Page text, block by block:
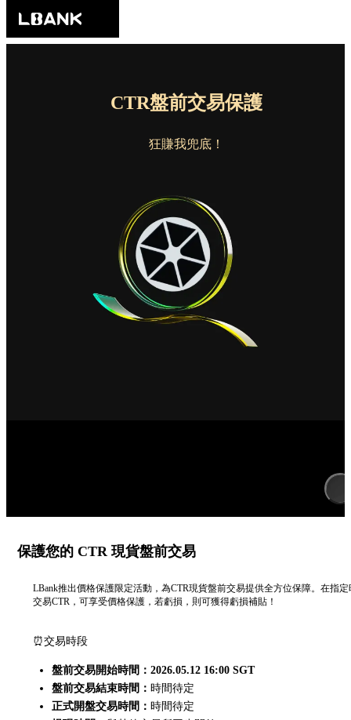
CTR盤前交易保護
狂賺我兜底！
保護您的 CTR 現貨盤前交易
LBank推出價格保護限定活動，為CTR現貨盤前交易提供全方位保障。在指定
交易CTR，可享受價格保護，若虧損，則可獲得虧損補貼！
⏰交易時段
盤前交易開始時間：2026.05.12 16:00 SGT
盤前交易結束時間： 時間待定
正式開盤交易時間： 時間待定